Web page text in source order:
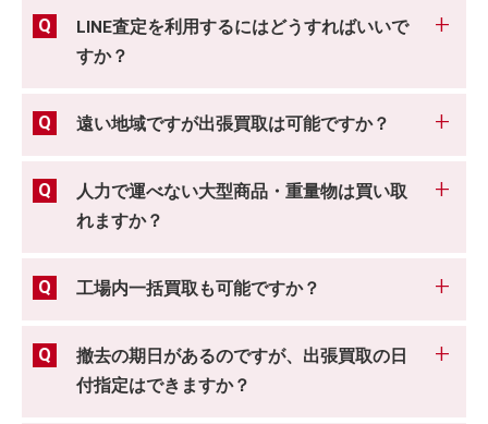
LINE査定を利用するにはどうすればいいで
すか？
遠い地域ですが出張買取は可能ですか？
人力で運べない大型商品・重量物は買い取
れますか？
工場内一括買取も可能ですか？
撤去の期日があるのですが、出張買取の日
付指定はできますか？